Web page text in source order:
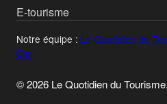
E-tourisme
Notre équipe : Le Quotidien du
Car
© 2026 Le Quotidien du